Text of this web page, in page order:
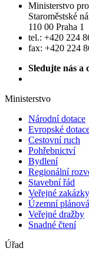
Ministerstvo
Staroměstské
110 00 Praha 1
tel.: +420 224
fax: +420 224
Sledujte nás a
Ministerstvo
Národní dotace
Evropské
Cestovní ruch
Pohřebnictví
Bydlení
Regionální
Stavební řád
Veřejné zakázky
Územní
Veřejné dražby
Snadné čtení
Úřad